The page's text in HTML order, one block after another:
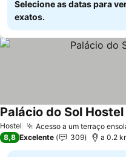
Selecione as datas para
exatos.
Hostel Acesso a um terraço
Palácio do Sol
8,8 Excelente 309 a 0.2